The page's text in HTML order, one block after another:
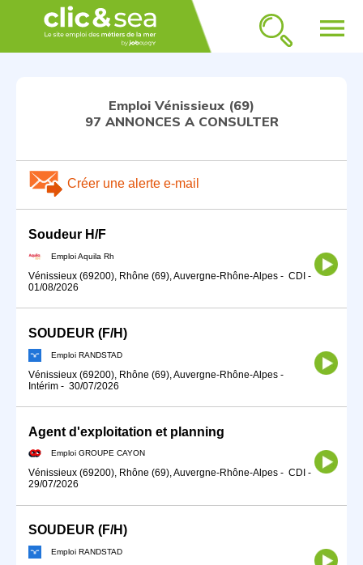
menu
Emploi Vénissieux (69)
97 ANNONCES A CONSULTER
Créer une alerte e-mail
Soudeur H/F
Emploi Aquila Rh
Vénissieux (69200), Rhône (69), Auvergne-Rhône-Alpes - CDI -
01/08/2026
SOUDEUR (F/H)
Emploi RANDSTAD
Vénissieux (69200), Rhône (69), Auvergne-Rhône-Alpes -
Intérim - 30/07/2026
Agent d'exploitation et planning
Emploi GROUPE CAYON
Vénissieux (69200), Rhône (69), Auvergne-Rhône-Alpes - CDI -
29/07/2026
SOUDEUR (F/H)
Emploi RANDSTAD